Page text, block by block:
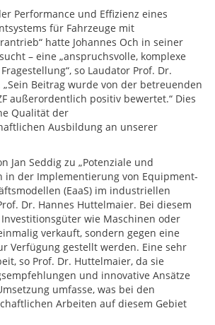
Performance und Effizienz eines
für Fahrzeuge mit
hatte Johannes Och in seiner
– eine „anspruchsvolle, komplexe
so Laudator Prof. Dr.
„Sein Beitrag wurde von der betreuenden
außerordentlich positiv bewertet.“ Dies
Qualität der
Ausbildung an unserer
Jan Seddig zu „Potenziale und
in der Implementierung von Equipment-
(EaaS) im industriellen
Dr. Hannes Huttelmaier. Bei diesem
wie Maschinen oder
verkauft, sondern gegen eine
Verfügung gestellt werden. Eine sehr
so Prof. Dr. Huttelmaier, da sie
und innovative Ansätze
umfasse, was bei den
Arbeiten auf diesem Gebiet